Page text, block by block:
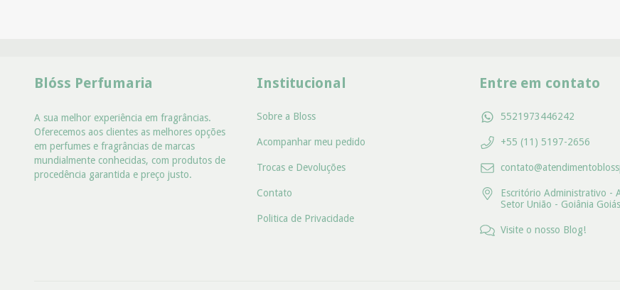
Blóss Perfumaria
A sua melhor experiência em fragrâncias.
Oferecemos aos clientes as melhores opções
em perfumes e fragrâncias de marcas
mundialmente conhecidas, com produtos de
procedência garantida e preço justo.
Institucional
Sobre a Bloss
Acompanhar meu pedido
Trocas e Devoluções
Contato
Politica de Privacidade
Entre em contato
5521973446242
+55 (11) 5197-2656
Escritório Administrativo -
Setor União - Goiânia Goiás
Visite o nosso Blog!